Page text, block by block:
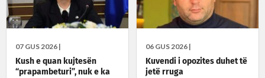
07 GUS 2026 |
Kush e quan kujtesën
“prapambeturi”, nuk e ka
06 GUS 2026 |
Kuvendi i opozites duhet të
jetë rruga